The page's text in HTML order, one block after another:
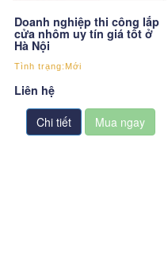
Doanh nghiệp thi công lắp
cửa nhôm uy tín giá tốt ở
Hà Nội
Tình trạng:Mới
Liên hệ
Chi tiết